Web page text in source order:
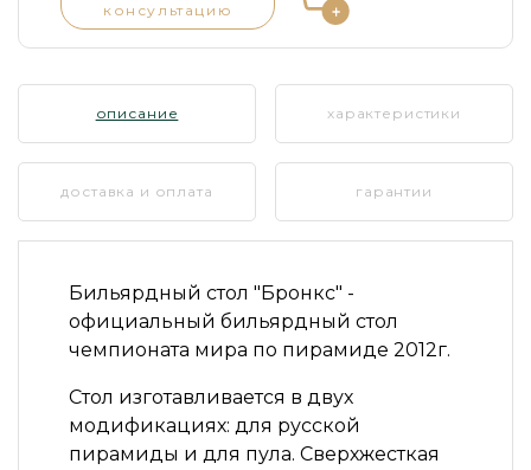
консультацию
описание характеристики
доставка и оплата гарантии
Бильярдный стол "Бронкс" -
официальный бильярдный стол
чемпионата мира по пирамиде 2012г.
Стол изготавливается в двух
модификациях: для русской
пирамиды и для пула. Сверхжесткая